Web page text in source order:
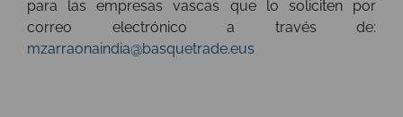
para las empresas vascas que lo soliciten por
correo electrónico a través de:
mzarraonaindia@basquetrade.eus